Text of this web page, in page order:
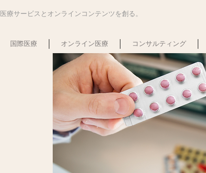
​医療サービスとオンラインコンテンツを創る。
国際医療 オンライン医療 コンサルティング